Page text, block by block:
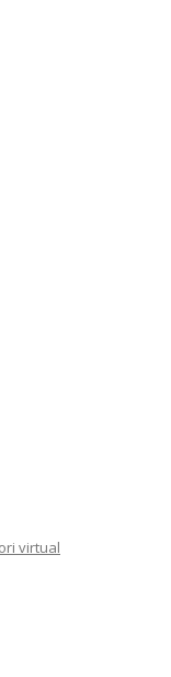
virtual